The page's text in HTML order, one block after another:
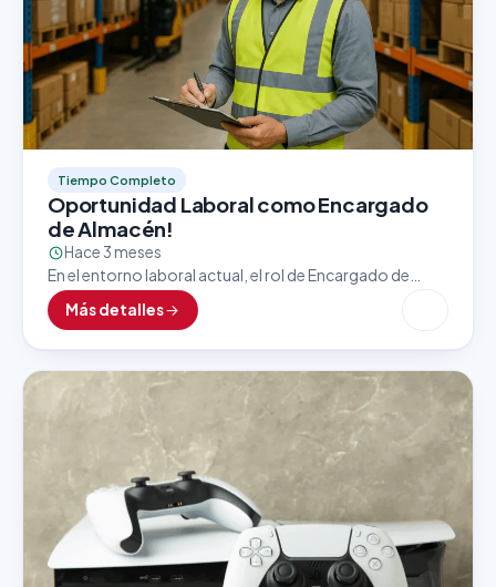
Tiempo Completo
Oportunidad Laboral como Encargado
de Almacén!
Hace 3 meses
En el entorno laboral actual, el rol de Encargado de
Almacén es clave para asegurar un flujo eficiente y
constante de mercancías, insumos y…
Más detalles